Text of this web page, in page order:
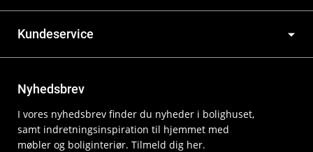
Kundeservice
Nyhedsbrev
I vores nyhedsbrev finder du nyheder i bolighuset,
samt indretningsinspiration til hjemmet med
møbler og boliginteriør. Tilmeld dig her.